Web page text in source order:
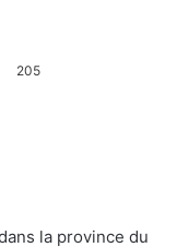
205
la province du